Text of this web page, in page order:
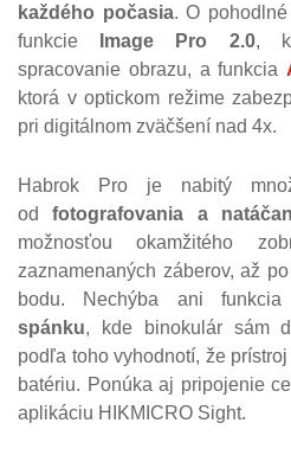
každého počasia. O
funkcie
Image Pro 2.0,
spracovanie obrazu, a funkcia
ktorá v optickom režime
pri digitálnom zväčšení nad 4x.
Habrok Pro je nabitý
odfotografovania a
možnosťou okamžitého
zaznamenaných záberov, až
bodu. Nechýba ani funkcia
spánku, kde binokulár sám
podľa toho vyhodnotí, že
batériu. Ponúka aj pripojenie
aplikáciu HIKMICRO Sight.